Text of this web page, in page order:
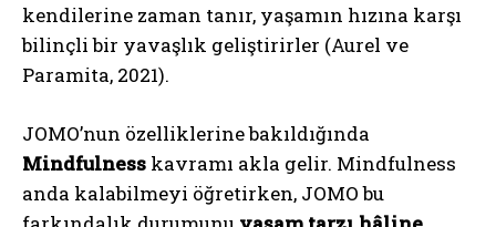
kendilerine zaman tanır, yaşamın hızına karşı
bilinçli bir yavaşlık geliştirirler (Aurel ve
Paramita, 2021).
JOMO’nun özelliklerine bakıldığında
Mindfulness kavramı akla gelir. Mindfulness
anda kalabilmeyi öğretirken, JOMO bu